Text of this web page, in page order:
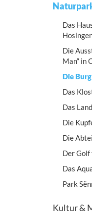
Das
Die
Man“ in
Die
Das
Das
Die
Die
Der Golf
Das
Park
Kultur &